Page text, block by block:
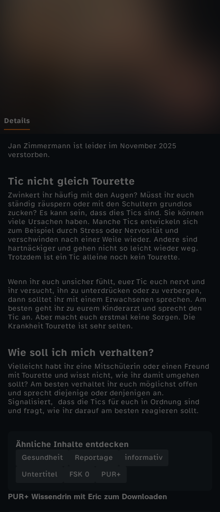
e
-
m
m
e
r
f
a
l
’
i
h
a
u
Details
Jan Zimmermann ist leider im November 2025
verstorben.
Tic nicht gleich Tourette
Zwinkert ihr häufig mit den Augen? Müsst ihr euch
ständig räuspern oder mit den Schultern grundlos
zucken? Es kann sein, dass dies Tics sind. Sie können
viele Ursachen haben. Manche Tics entwickeln sich
zum Beispiel durch Stress oder Nervosität und
verschwinden nach einer Weile wieder. Andere sind
hartnäckiger und gehen nicht so leicht wieder weg.
Trotzdem ist ein Tic alleine noch kein Tourette.
Wenn ihr euch unsicher fühlt, euer Tic euch nervt und
ihr versucht, ihn zu unterdrücken oder zu verbergen,
dann solltet ihr mit einem Erwachsenen sprechen. Am
besten geht ihr zu eurem Kinderarzt und sprecht den
Tic an. Aber macht euch erstmal keine Sorgen. Die
Krankheit Tourette ist sehr selten.
Wie soll ich mich verhalten?
Vielleicht habt ihr eine Mitschülerin oder einen Freund
mit Tourette und wisst nicht, wie ihr damit umgehen
sollt? Am besten verhaltet ihr euch möglichst offen
und sprecht diejenige oder denjenigen an.
Signalisiert, dass die Tics für euch in Ordnung sind
und fragt, wie ihr darauf am besten reagieren sollt.
Ähnliche Inhalte entdecken
Gesundheit Reportage
informativ
Untertitel
FSK 0 PUR+
PUR+ Wissendrin mit Eric zum Downloaden